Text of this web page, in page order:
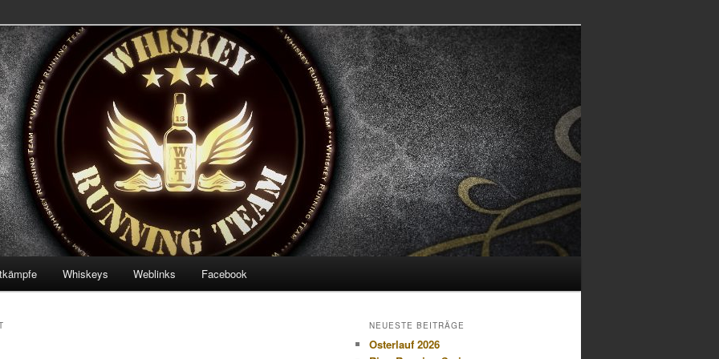
Team
Whiskeys Weblinks Facebook
NEUESTE BEITRÄGE
Osterlauf 2026